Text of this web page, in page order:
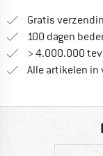
Gratis
100 dagen
> 4.000.000
Alle artikelen in